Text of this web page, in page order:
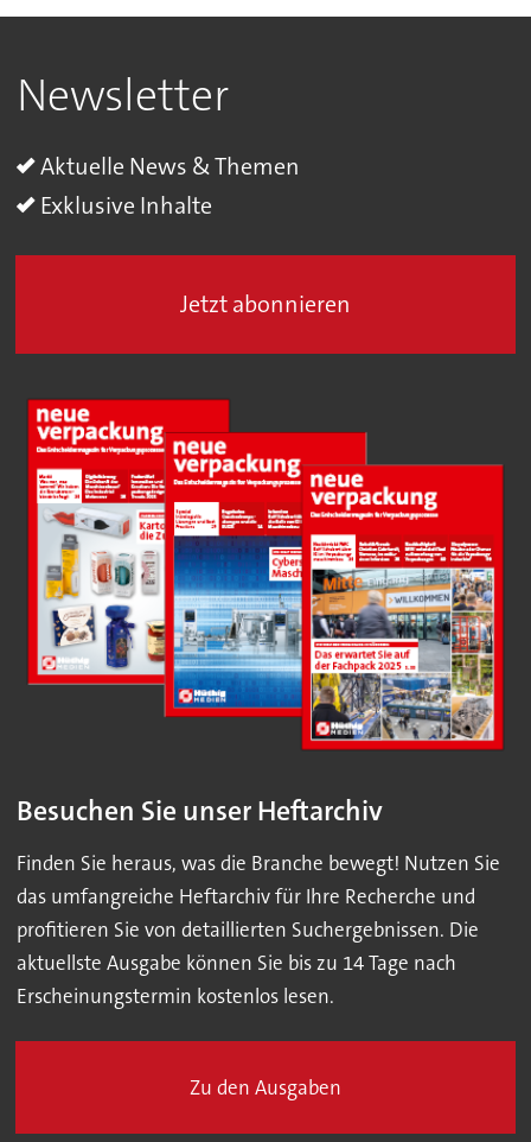
Newsletter
Aktuelle News & Themen
Exklusive Inhalte
Jetzt abonnieren
Besuchen Sie unser Heftarchiv
Finden Sie heraus, was die Branche bewegt! Nutzen Sie
das umfangreiche Heftarchiv für Ihre Recherche und
profitieren Sie von detaillierten Suchergebnissen. Die
aktuellste Ausgabe können Sie bis zu 14 Tage nach
Erscheinungstermin kostenlos lesen.
Zu den Ausgaben